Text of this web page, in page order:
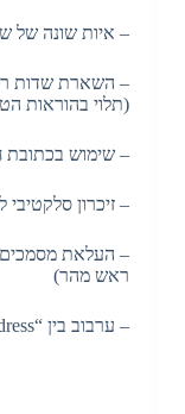
– איות שונה של
(תלוי בהוראות
– שימוש בכתובת
– זיכרון סלקטיבי
– העלאת מסמכים
ראש מהר)
– ערבוב בין “mailing address” ל-“physical address”